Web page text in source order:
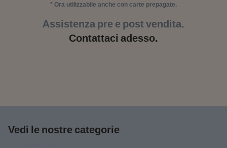
* Ora utilizzabile anche con carte prepagate.
Assistenza pre e post vendita.
Contattaci adesso.
Vedi le nostre categorie